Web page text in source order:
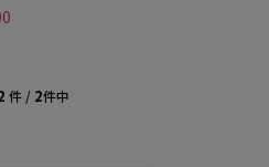
件 / 2件中